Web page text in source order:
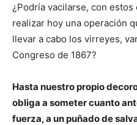
¿Podría vacilarse, con
realizar hoy una operación
llevar a cabo los virreyes,
Congreso de 1867?
Hasta nuestro propio
obliga a someter cuanto
fuerza, a un puñado de